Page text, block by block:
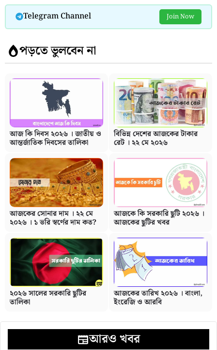
Telegram Channel Join Now
পড়তে ভুলবেন না
আজ কি দিবস ২০২৬ । জাতীয় ও
আন্তর্জাতিক দিবসের তালিকা
বিভিন্ন দেশের আজকের টাকার
রেট । ২২ মে ২০২৬
আজকের সোনার দাম । ২২ মে
২০২৬ । ১ ভরি স্বর্ণের দাম কত?
আজকে কি সরকারি ছুটি ২০২৬ ।
আজকের ছুটির খবর
২০২৬ সালের সরকারি ছুটির
তালিকা
আজকের তারিখ ২০২৬ । বাংলা,
ইংরেজি ও আরবি
আরও খবর